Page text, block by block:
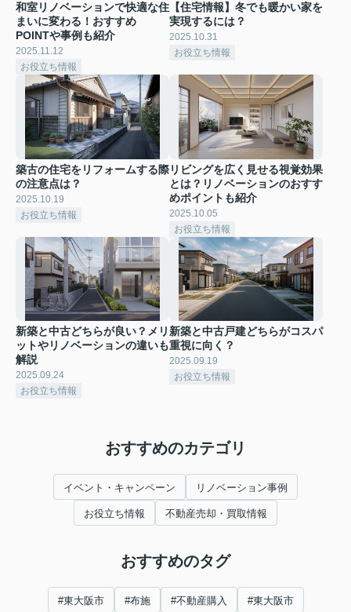
和室リノベーションで快適な住
まいに変わる！おすすめ
POINTや事例も紹介
2025.11.12
お役立ち情報
【住宅情報】冬でも暖かい家を
実現するには？
2025.10.31
お役立ち情報
築古の住宅をリフォームする際
の注意点は？
2025.10.19
お役立ち情報
リビングを広く見せる視覚効果
とは？リノベーションのおすす
めポイントも紹介
2025.10.05
お役立ち情報
新築と中古どちらが良い？メリ
ットやリノベーションの違いも
解説
2025.09.24
お役立ち情報
新築と中古戸建どちらがコスパ
重視に向く？
2025.09.19
お役立ち情報
おすすめのカテゴリ
イベント・キャンペーン リノベーション事例
お役立ち情報 不動産売却・買取情報
おすすめのタグ
#東大阪市 #布施 #不動産購入 #東大阪市